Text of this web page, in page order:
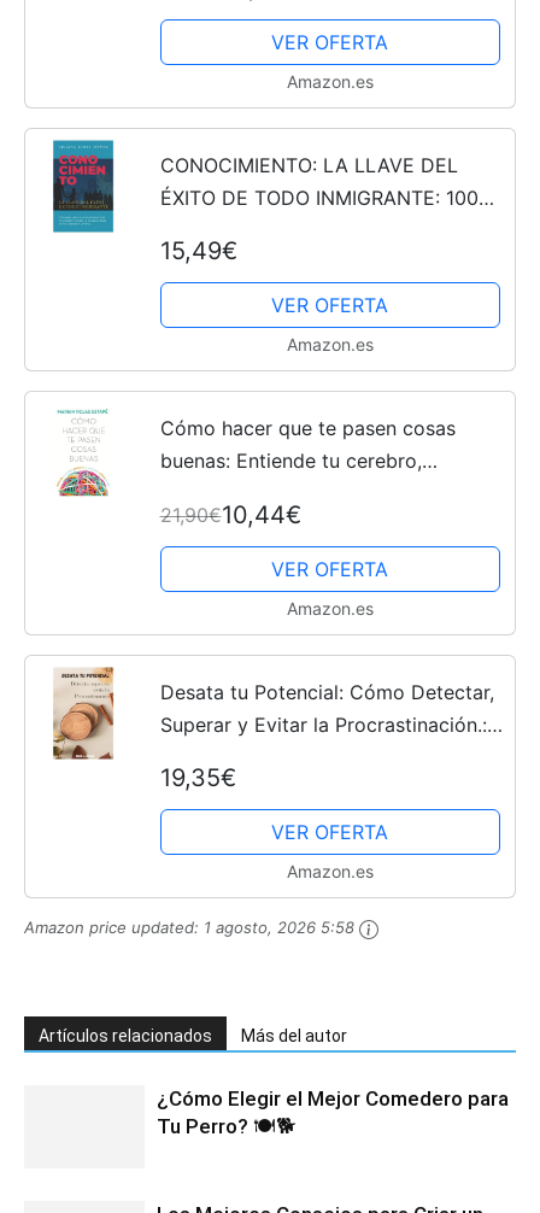
evolución: 20...VER OFERTA
Amazon.es
CONOCIMIENTO: LA LLAVE DEL
ÉXITO DE TODO INMIGRANTE: 100
Pueden Costar Tu Estatus Legal En
Los Estados Unidos.
15,49€
VER OFERTA
Amazon.es
Cómo hacer que te pasen cosas
buenas: Entiende tu cerebro,
vida (Crecimiento personal)
21,90€10,44€
VER OFERTA
Amazon.es
Desata tu Potencial: Cómo Detectar,
Superar y Evitar la Procrastinación.:
superación personal. Escritura que
invita a ... que...
19,35€
VER OFERTA
Amazon.es
Amazon price updated: 1 agosto, 2026 5:58
Artículos relacionados Más del autor
¿Cómo Elegir el Mejor Comedero para
Tu Perro? 🍽️🐕